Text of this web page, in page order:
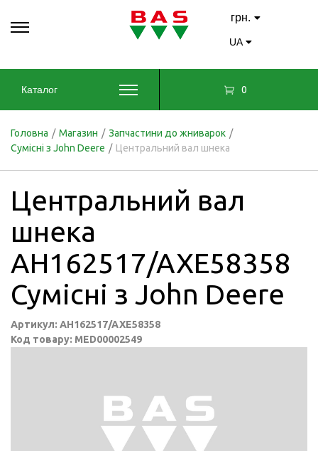
грн.
UA
Каталог 0
Головна / Магазин / Запчастини до жниварок /
Сумісні з John Deere / Центральний вал шнека
Центральний вал
шнека
AH162517/AXE58358
Сумісні з John Deere
Артикул: AH162517/AXE58358
Код товару: MED00002549